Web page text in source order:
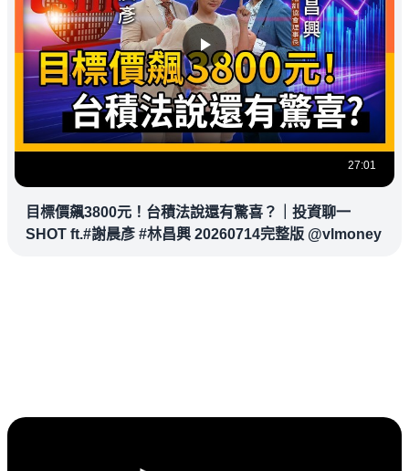
27:01
目標價飆3800元！台積法說還有驚喜？｜投資聊一
SHOT ft.#謝晨彥 #林昌興 20260714完整版 @vlmoney